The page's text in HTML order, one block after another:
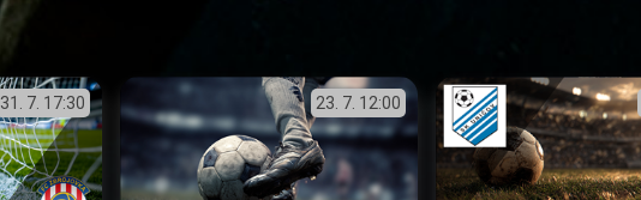
31. 7. 17:30 23. 7. 12:00